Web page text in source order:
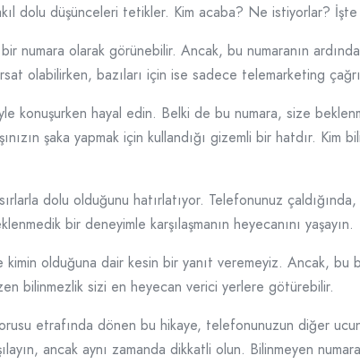
dolu düşünceleri tetikler. Kim acaba? Ne istiyorlar?
numara olarak görünebilir. Ancak, bu numaranın
olabilirken, bazıları için ise sadece telemarketing
konuşurken hayal edin. Belki de bu numara, size
şaka yapmak için kullandığı gizemli bir hatdır.
dolu olduğunu hatırlatıyor. Telefonunuz
bir deneyimle karşılaşmanın heyecanını yaşayın.
olduğuna dair kesin bir yanıt veremeyiz. Ancak, bu
bilinmezlik sizi en heyecan verici yerlere götürebilir.
etrafında dönen bu hikaye, telefonunuzun diğer
ancak aynı zamanda dikkatli olun. Bilinmeyen